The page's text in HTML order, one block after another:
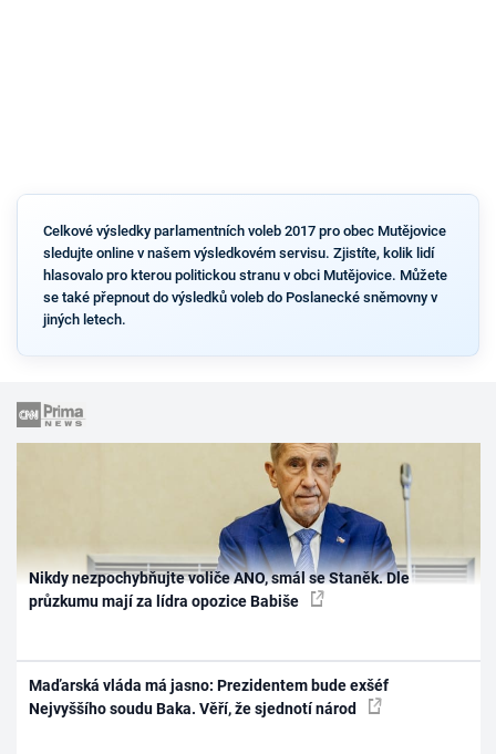
Celkové výsledky parlamentních voleb 2017 pro obec Mutějovice
sledujte online v našem výsledkovém servisu. Zjistíte, kolik lidí
hlasovalo pro kterou politickou stranu v obci Mutějovice. Můžete
se také přepnout do výsledků voleb do Poslanecké sněmovny v
jiných letech.
Nikdy nezpochybňujte voliče ANO, smál se Staněk. Dle
průzkumu mají za lídra opozice Babiše
Maďarská vláda má jasno: Prezidentem bude exšéf
Nejvyššího soudu Baka. Věří, že sjednotí národ